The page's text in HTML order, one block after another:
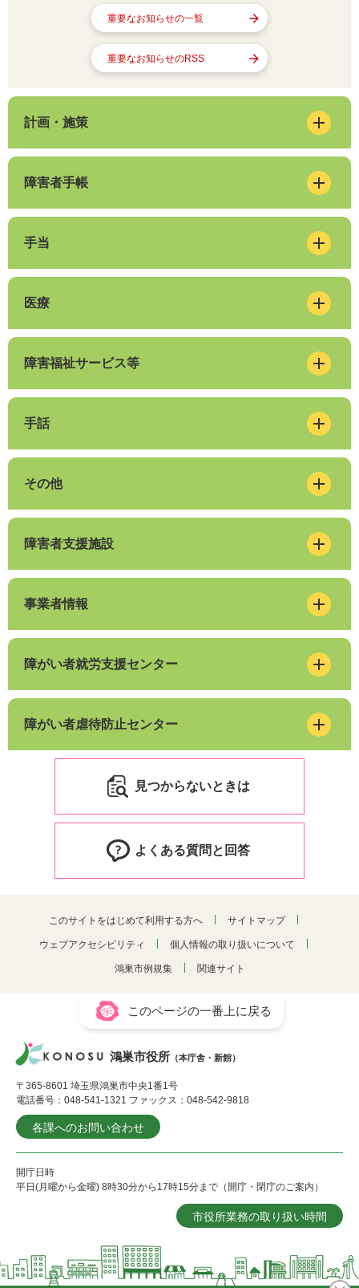
重要なお知らせの一覧
重要なお知らせのRSS
計画・施策
障害者手帳
手当
医療
障害福祉サービス等
手話
その他
障害者支援施設
事業者情報
障がい者就労支援センター
障がい者虐待防止センター
見つからないときは
よくある質問と回答
このサイトをはじめて利用する方へ サイトマップ
ウェブアクセシビリティ 個人情報の取り扱いについて
鴻巣市例規集 関連サイト
このページの一番上に戻る
鴻巣市役所 （本庁舎・新館）
〒365-8601 埼玉県鴻巣市中央1番1号
電話番号：048-541-1321 ファックス：048-542-9818
各課へのお問い合わせ
開庁日時
平日(月曜から金曜) 8時30分から17時15分まで（開庁・閉庁のご案内）
市役所業務の取り扱い時間